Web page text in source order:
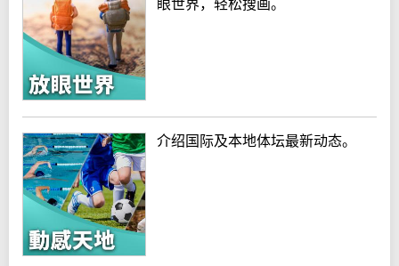
眼世界，轻松搜画。
介绍国际及本地体坛最新动态。